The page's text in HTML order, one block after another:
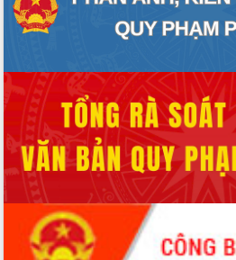
Đoàn đại biểu Quốc hội tỉnh Đắk Lắk
trao đổi thông tin trước Kỳ họp thứ
Quyết liệt cải cách hành chính, khơi
thông nguồn lực phát triển
Nâng cao hiệu lực, hiệu quả HĐND
tỉnh thông qua hiện đại hóa hành chính
Xã Ea Phê gắn cải cách hành chính với
chuyển đổi số
Phó Chủ tịch Thường trực UBND tỉnh
Hồ Thị Nguyên Thảo làm việc tại Trung
tâm Phục vụ hành chính công xã Ea
Phê